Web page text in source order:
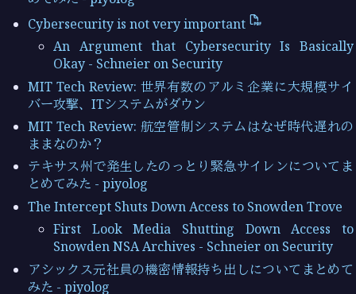
Cybersecurity is not very important
An Argument that Cybersecurity Is Basically
Okay - Schneier on Security
MIT Tech Review: 世界有数のアルミ企業に大規模サイ
バー攻撃、ITシステムがダウン
MIT Tech Review: 航空管制システムはなぜ時代遅れの
ままなのか？
テキサス州で発生したのっとり緊急サイレンについてま
とめてみた - piyolog
The Intercept Shuts Down Access to Snowden Trove
First Look Media Shutting Down Access to
Snowden NSA Archives - Schneier on Security
アシックス元社員の機密情報持ち出しについてまとめて
みた - piyolog